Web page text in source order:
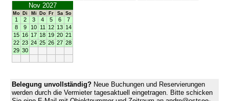
Nov 2027
Mo Di Mi Do Fr Sa So
1 2 3 4 5 6
7
8
9 10 11 12 13 14
15 16 17 18 19 20 21
22 23 24 25 26 27 28
29 30
Belegung unvollständig? Neue Buchungen und Reservierungen
werden durch die Vermieter tagesaktuell eingetragen. Bitte schicken